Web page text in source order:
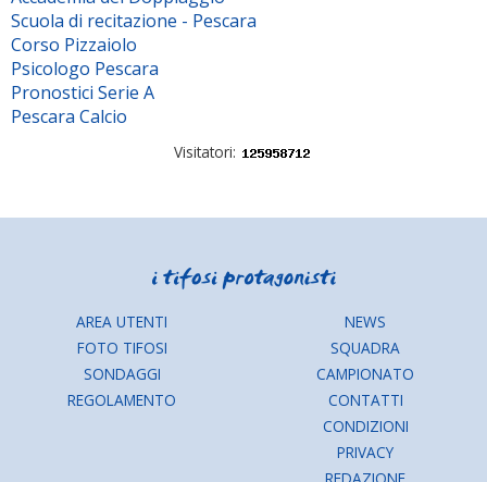
Scuola di recitazione - Pescara
Corso Pizzaiolo
Psicologo Pescara
Pronostici Serie A
Pescara Calcio
Visitatori:
AREA UTENTI
FOTO TIFOSI
SONDAGGI
REGOLAMENTO
NEWS
SQUADRA
CAMPIONATO
CONTATTI
CONDIZIONI
PRIVACY